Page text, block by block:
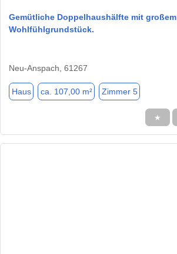
Gemütliche Doppelhaushälfte mit großem
Wohlfühlgrundstück.
Neu-Anspach, 61267
Haus ca. 107,00 m² Zimmer 5
★